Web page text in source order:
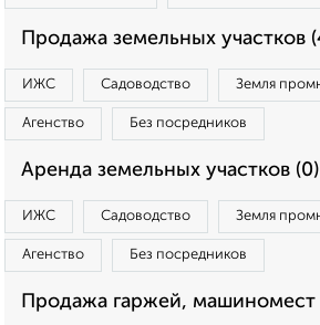
Продажа земельных участков
ИЖС Садоводство Земля
Агенство Без посредников
Аренда земельных участков (0)
ИЖС Садоводство Земля
Агенство Без посредников
Продажа гаржей, машиномест